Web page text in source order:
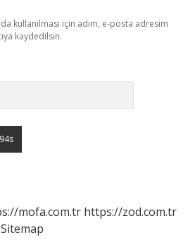
kullanılması için adım, e-posta adresim
kaydedilsin.
mofa.com.tr https://zod.com.tr
Sitemap